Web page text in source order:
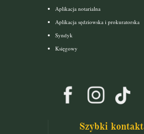
Aplikacja notarialna
Aplikacja sędziowska i prokuratorska
Syndyk
Księgowy
Szybki kontakt